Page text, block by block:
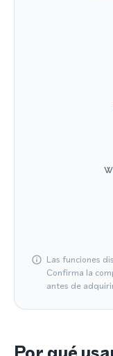
Las funciones
Confirma la
antes de